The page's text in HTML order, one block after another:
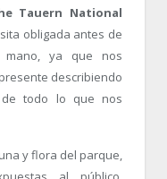
Tauern National
obligada antes de
mano, ya que nos
describiendo
de todo lo que nos
y flora del parque,